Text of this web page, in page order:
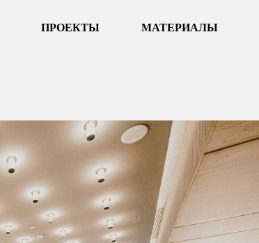
ПРОЕКТЫ МАТЕРИАЛЫ